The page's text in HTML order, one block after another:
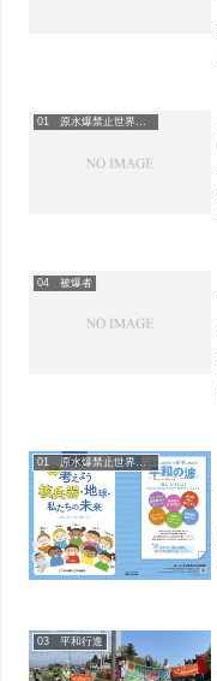
01 原水爆禁止世界大会
04 被爆者
01 原水爆禁止世界大会
03 平和行進